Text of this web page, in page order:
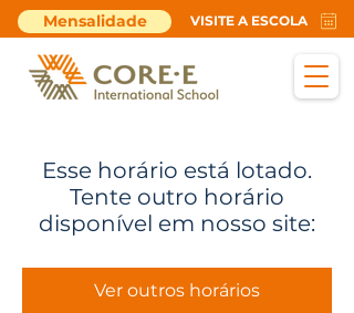
Mensalidade VISITE A ESCOLA
Esse horário está lotado.
Tente outro horário
disponível em nosso site:
Ver outros horários